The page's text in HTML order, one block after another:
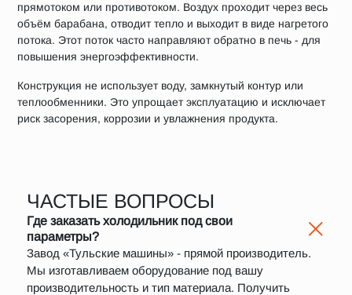
прямотоком или противотоком. Воздух проходит через весь
объём барабана, отводит тепло и выходит в виде нагретого
потока. Этот поток часто направляют обратно в печь - для
повышения энергоэффективности.
Конструкция не использует воду, замкнутый контур или
теплообменники. Это упрощает эксплуатацию и исключает
риск засорения, коррозии и увлажнения продукта.
ЧАСТЫЕ ВОПРОСЫ
Где заказать холодильник под свои
параметры?
Завод «Тульские машины» - прямой производитель.
Мы изготавливаем оборудование под вашу
производительность и тип материала. Получить